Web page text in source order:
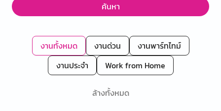
ค้นหา
งานทั้งหมด งานด่วน
งานพาร์ทไทม์
งานประจำ
Work from Home
ล้างทั้งหมด